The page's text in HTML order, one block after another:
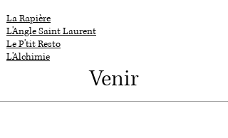
Venir
La Rapière
L'Angle Saint Laurent
Le P'tit Resto
L'Alchimie